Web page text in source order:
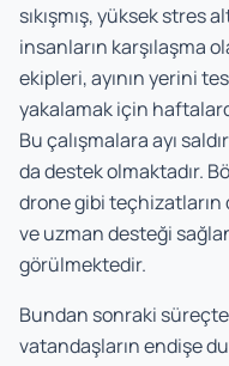
sıkışmış, yüksek stres
insanların karşılaşma
ekipleri, ayının yerini
yakalamak için
Bu çalışmalara ayı
da destek olmaktadır.
drone gibi teçhizatların
ve uzman desteği
görülmektedir.
Bundan sonraki
vatandaşların endişe